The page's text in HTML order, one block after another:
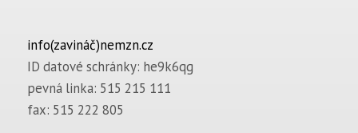
info(zavináč)nemzn.cz
ID datové schránky: he9k6qg
pevná linka: 515 215 111
fax: 515 222 805